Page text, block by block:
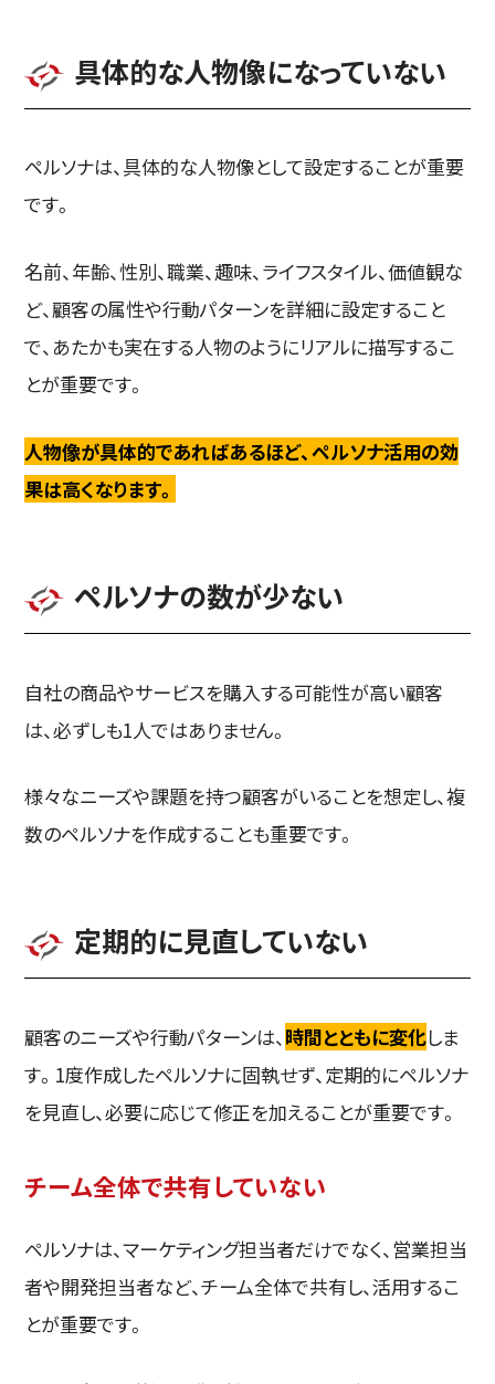
具体的な人物像になっていない
ペルソナは、具体的な人物像として設定することが重要
です。
名前、年齢、性別、職業、趣味、ライフスタイル、価値観な
ど、顧客の属性や行動パターンを詳細に設定すること
で、あたかも実在する人物のようにリアルに描写するこ
とが重要です。
人物像が具体的であればあるほど、ペルソナ活用の効
果は高くなります。
ペルソナの数が少ない
自社の商品やサービスを購入する可能性が高い顧客
は、必ずしも1人ではありません。
様々なニーズや課題を持つ顧客がいることを想定し、複
数のペルソナを作成することも重要です。
定期的に見直していない
顧客のニーズや行動パターンは、 時間とともに変化しま
す。1度作成したペルソナに固執せず、定期的にペルソナ
を見直し、必要に応じて修正を加えることが重要です。
チーム全体で共有していない
ペルソナは、マーケティング担当者だけでなく、営業担当
者や開発担当者など、チーム全体で共有し、活用するこ
とが重要です。